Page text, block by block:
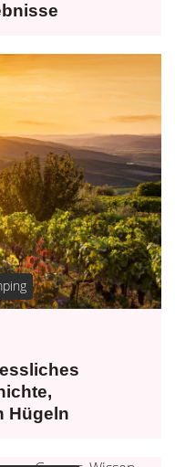
Hügeln